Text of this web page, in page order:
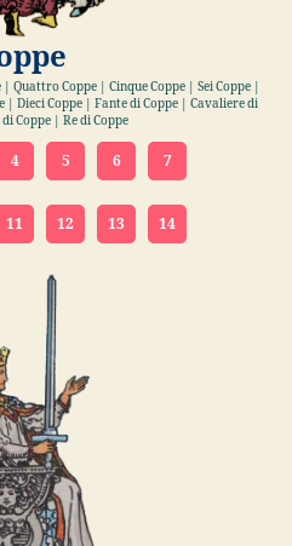
Quattro Coppe | Cinque Coppe | Sei Coppe |
| Dieci Coppe | Fante di Coppe | Cavaliere di
Coppe | Re di Coppe
4 5 6 7
11 12 13 14